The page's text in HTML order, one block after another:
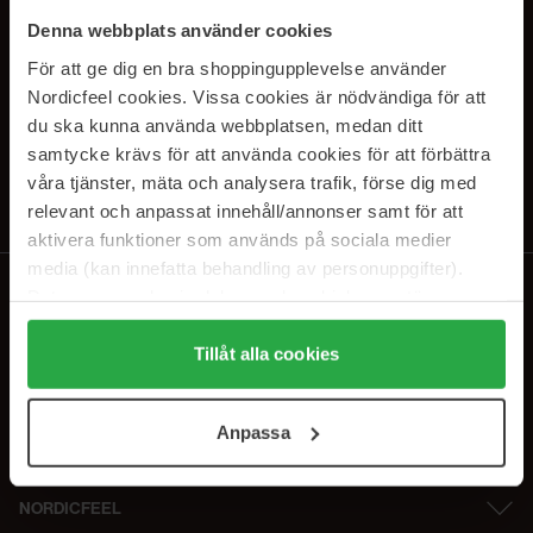
Denna webbplats använder cookies
För att ge dig en bra shoppingupplevelse använder
Nordicfeel cookies. Vissa cookies är nödvändiga för att
du ska kunna använda webbplatsen, medan ditt
samtycke krävs för att använda cookies för att förbättra
våra tjänster, mäta och analysera trafik, förse dig med
relevant och anpassat innehåll/annonser samt för att
aktivera funktioner som används på sociala medier
media (kan innefatta behandling av personuppgifter).
Genom att trycka på "Tillåt alla cookies" accepterar du
alla cookies, medan du under "Detaljer" kan anpassa
användningen av cookies. Du kan när som helst återkalla
samt vår Integritetspolicy.
Tillåt alla cookies
Anpassa
SUBSCRIBE TO OUR
NEWSLETTER
E-postadresse
Ved å abonnere godtar du vårpersonvernerklæring. Du kan melde deg
NORDICFEEL